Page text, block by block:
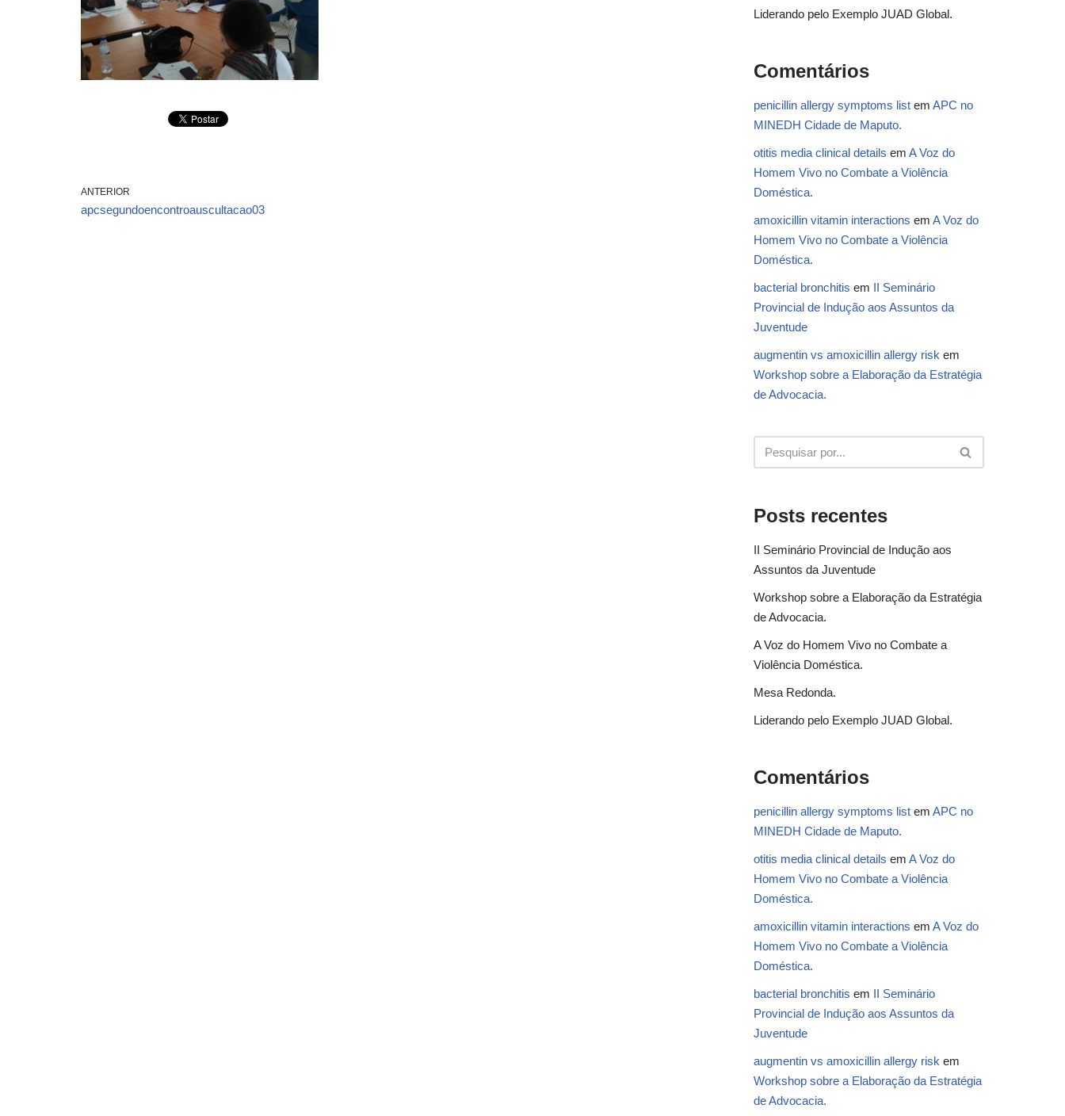
ANTERIOR
apcsegundoencontroauscultacao03
Liderando pelo Exemplo JUAD Global.
Comentários
penicillin allergy symptoms list em APC no
MINEDH Cidade de Maputo.
otitis media clinical details em A Voz do
Homem Vivo no Combate a Violência
Doméstica.
amoxicillin vitamin interactions em A Voz do
Homem Vivo no Combate a Violência
Doméstica.
bacterial bronchitis em II Seminário
Provincial de Indução aos Assuntos da
Juventude
augmentin vs amoxicillin allergy risk em
Workshop sobre a Elaboração da Estratégia
de Advocacia.
Posts recentes
II Seminário Provincial de Indução aos
Assuntos da Juventude
Workshop sobre a Elaboração da Estratégia
de Advocacia.
A Voz do Homem Vivo no Combate a
Violência Doméstica.
Mesa Redonda.
Liderando pelo Exemplo JUAD Global.
Comentários
penicillin allergy symptoms list em APC no
MINEDH Cidade de Maputo.
otitis media clinical details em A Voz do
Homem Vivo no Combate a Violência
Doméstica.
amoxicillin vitamin interactions em A Voz do
Homem Vivo no Combate a Violência
Doméstica.
bacterial bronchitis em II Seminário
Provincial de Indução aos Assuntos da
Juventude
augmentin vs amoxicillin allergy risk em
Workshop sobre a Elaboração da Estratégia
de Advocacia.